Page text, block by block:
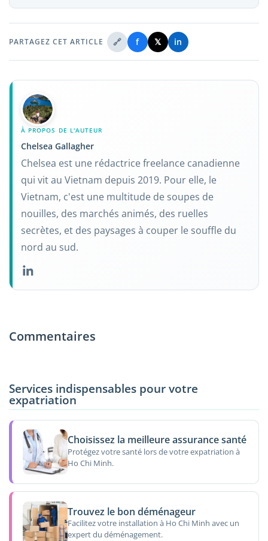
PARTAGEZ CET ARTICLE 🔗 f 𝕏 in
À PROPOS DE L'AUTEUR
Chelsea Gallagher
Chelsea est une rédactrice freelance canadienne
qui vit au Vietnam depuis 2019. Pour elle, le
Vietnam, c'est une multitude de soupes de
nouilles, des marchés animés, des ruelles
secrètes, et des paysages à couper le souffle du
nord au sud.
Commentaires
Services indispensables pour votre
expatriation
Choisissez la meilleure assurance santé
Protégez votre santé lors de votre expatriation à
Ho Chi Minh.
Trouvez le bon déménageur
Facilitez votre installation à Ho Chi Minh avec un
expert du déménagement.